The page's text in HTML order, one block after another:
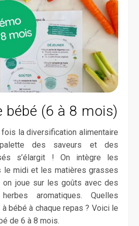
bébé (6 à 8 mois)
des saveurs et des
s’élargit ! On intègre les
le midi et les matières grasses
on joue sur les goûts avec des
aromatiques. Quelles
bébé à chaque repas ? Voici le
de 6 à 8 mois.